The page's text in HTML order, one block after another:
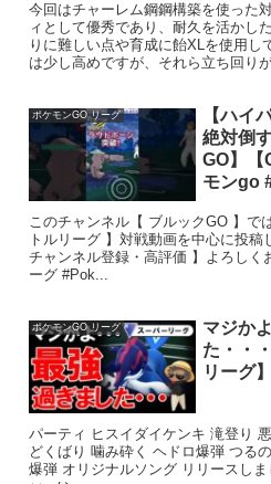
今回はチャーレム鋼鋼構築を使った
ィとして優秀であり、耐久を活かし
りに難しい点や育成に飴XLを使用し
は少し高めですが、それら立ち回り
ポケモンGO リーグ
【ハイ
絶対倒
GO】【
モンgo
このチャンネル【 ブルックGO 】で
トルリーグ 】対戦動画を中心に投
チャンネル登録・高評価 】よろしく
ーグ #Pok...
ポケモンGO リーグ
マジか
た・・
リーグ】
パーティ ヒスイダイケンキ 滝登り
どくばり 噛み砕く ヘドロ爆弾 つる
爆弾 オリジナルソング リリースし